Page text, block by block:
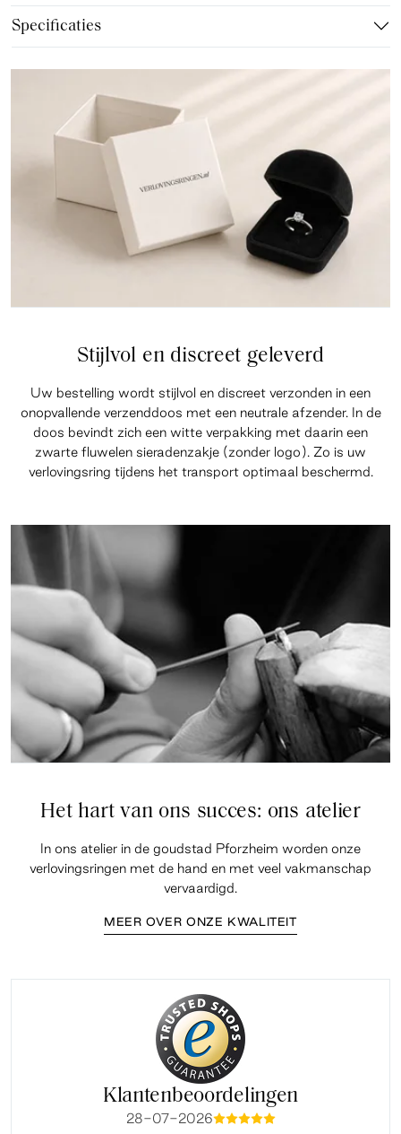
Specificaties
Stijlvol en discreet geleverd
Uw bestelling wordt stijlvol en discreet verzonden in een
onopvallende verzenddoos met een neutrale afzender. In de
doos bevindt zich een witte verpakking met daarin een
zwarte fluwelen sieradenzakje (zonder logo). Zo is uw
verlovingsring tijdens het transport optimaal beschermd.
Het hart van ons succes: ons atelier
In ons atelier in de goudstad Pforzheim worden onze
verlovingsringen met de hand en met veel vakmanschap
vervaardigd.
MEER OVER ONZE KWALITEIT
Klantenbeoordelingen
28-07-2026mmmmm